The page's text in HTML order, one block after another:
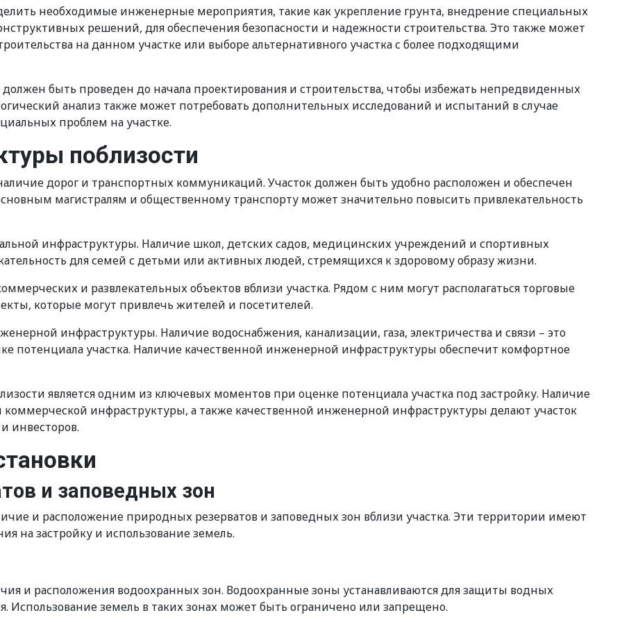
необходимые инженерные мероприятия, такие как укрепление грунта, внедрение специальных
решений, для обеспечения безопасности и надежности строительства. Это также может
на данном участке или выборе альтернативного участка с более подходящими
должен быть проведен до начала проектирования и строительства, чтобы избежать непредвиденных
анализ также может потребовать дополнительных исследований и испытаний в случае
проблем на участке.
поблизости
дорог и транспортных коммуникаций. Участок должен быть удобно расположен и обеспечен
магистралям и общественному транспорту может значительно повысить привлекательность
инфраструктуры. Наличие школ, детских садов, медицинских учреждений и спортивных
для семей с детьми или активных людей, стремящихся к здоровому образу жизни.
и развлекательных объектов вблизи участка. Рядом с ним могут располагаться торговые
которые могут привлечь жителей и посетителей.
инфраструктуры. Наличие водоснабжения, канализации, газа, электричества и связи – это
потенциала участка. Наличие качественной инженерной инфраструктуры обеспечит комфортное
является одним из ключевых моментов при оценке потенциала участка под застройку. Наличие
инфраструктуры, а также качественной инженерной инфраструктуры делают участок
инвесторов.
и заповедных зон
и расположение природных резерватов и заповедных зон вблизи участка. Эти территории имеют
на застройку и использование земель.
и расположения водоохранных зон. Водоохранные зоны устанавливаются для защиты водных
Использование земель в таких зонах может быть ограничено или запрещено.